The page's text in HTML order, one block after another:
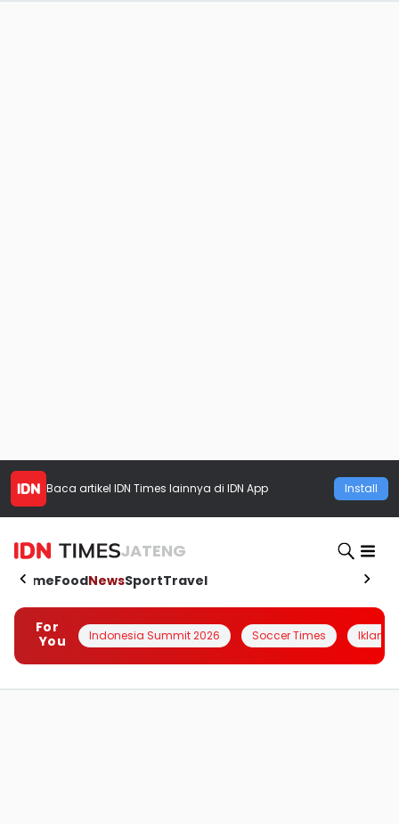
Baca artikel IDN Times lainnya di IDN App Install
JATENG
HomeFoodNewsSportTravel
For
You
Indonesia Summit 2026 Soccer Times Iklanin